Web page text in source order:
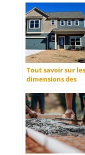
entreprise
Tout savoir sur les
dimensions des
standards